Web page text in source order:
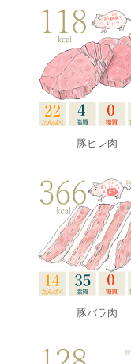
豚ヒレ肉
豚バラ肉